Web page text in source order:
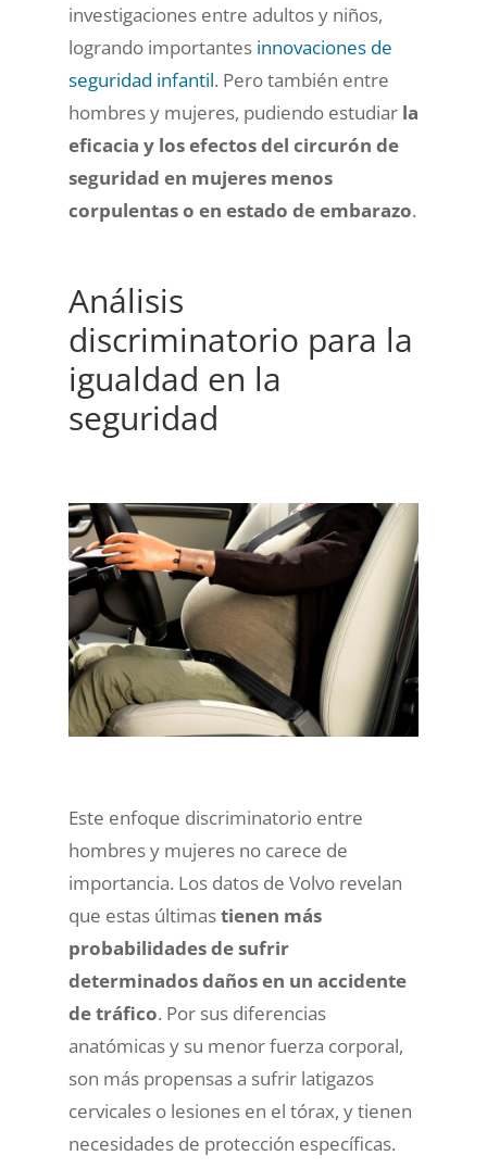
investigaciones entre adultos y niños,
logrando importantes innovaciones de
seguridad infantil. Pero también entre
hombres y mujeres, pudiendo estudiar la
eficacia y los efectos del circurón de
seguridad en mujeres menos
corpulentas o en estado de embarazo.
Análisis
discriminatorio para la
igualdad en la
seguridad
Este enfoque discriminatorio entre
hombres y mujeres no carece de
importancia. Los datos de Volvo revelan
que estas últimastienen más
probabilidades de sufrir
determinados daños en un accidente
de tráfico. Por sus diferencias
anatómicas y su menor fuerza corporal,
son más propensas a sufrir latigazos
cervicales o lesiones en el tórax, y tienen
necesidades de protección específicas.